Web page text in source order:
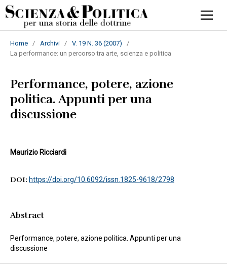
Home / Archivi / V. 19 N. 36 (2007)
/
La performance: un percorso tra arte, scienza e politica
Performance, potere, azione
politica. Appunti per una
discussione
Maurizio Ricciardi
DOI: https://doi.org/10.6092/issn.1825-9618/2798
Abstract
Performance, potere, azione politica. Appunti per una
discussione